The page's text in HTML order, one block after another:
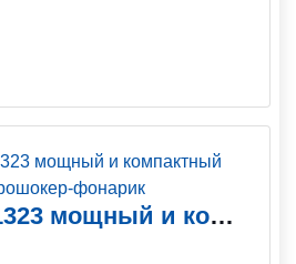
Молния YB-1323 мощный и компактный электрошокер-фонарик